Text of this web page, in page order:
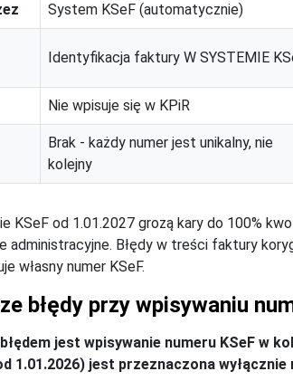
System KSeF (automatycznie)
Identyfikacja faktury W SYSTEMIE
Nie wpisuje się w KPiR
Brak - każdy numer jest unikalny, nie
kolejny
KSeF od 1.01.2027 grozą kary do 100%
administracyjne. Błędy w treści faktury
własny numer KSeF.
błędy przy wpisywaniu
jest wpisywanie numeru KSeF w
1.01.2026) jest przeznaczona wyłącznie